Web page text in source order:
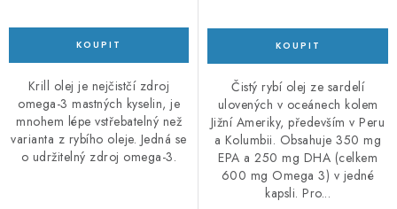
Krill olej je nejčistčí zdroj
omega-3 mastných kyselin, je
mnohem lépe vstřebatelný než
varianta z rybího oleje. Jedná se
o udržitelný zdroj omega-3.
Čistý rybí olej ze sardelí
ulovených v oceánech kolem
Jižní Ameriky, především v Peru
a Kolumbii. Obsahuje 350 mg
EPA a 250 mg DHA (celkem
600 mg Omega 3) v jedné
kapsli. Pro...